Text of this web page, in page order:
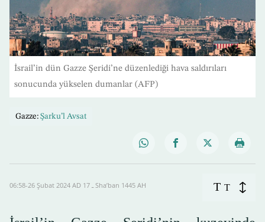
İsrail’in dün Gazze Şeridi’ne düzenlediği hava saldırıları
sonucunda yükselen dumanlar (AFP)
Gazze: Şarku’l Avsat
06:58-26 Şubat 2024 AD ـ 17 Sha’ban 1445 AH T T